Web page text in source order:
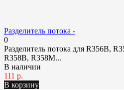
Разделитель потока -
0
Разделитель потока для R356B,
R358B, R358M...
В наличии
111 р.
В корзину